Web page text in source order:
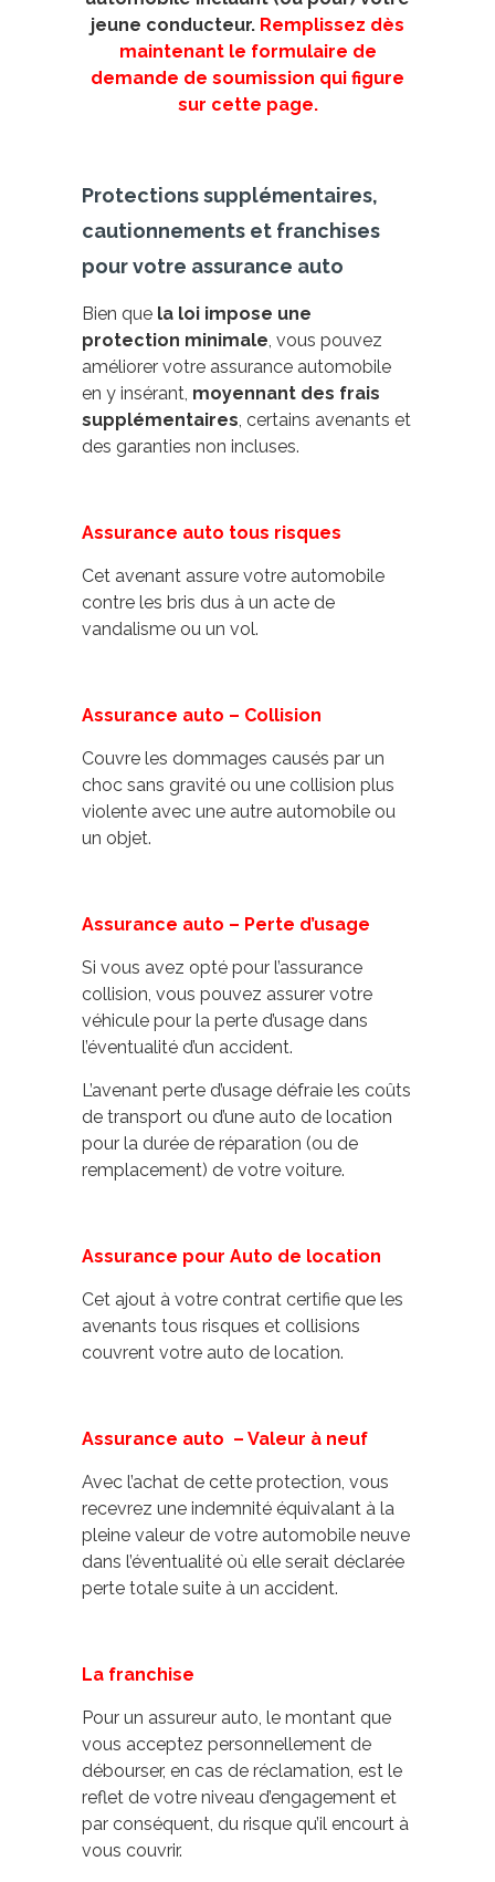
jeune conducteur. Remplissez dès
maintenant le formulaire de
demande de soumission qui figure
sur cette page.
Protections supplémentaires,
cautionnements et franchises
pour votre assurance auto
Bien que la loi impose une
protection minimale, vous pouvez
améliorer votre assurance automobile
en y insérant, moyennant des frais
supplémentaires, certains avenants et
des garanties non incluses.
Assurance auto tous risques
Cet avenant assure votre automobile
contre les bris dus à un acte de
vandalisme ou un vol.
Assurance auto – Collision
Couvre les dommages causés par un
choc sans gravité ou une collision plus
violente avec une autre automobile ou
un objet.
Assurance auto – Perte d’usage
Si vous avez opté pour l’assurance
collision, vous pouvez assurer votre
véhicule pour la perte d’usage dans
l’éventualité d’un accident.
L’avenant perte d’usage défraie les coûts
de transport ou d’une auto de location
pour la durée de réparation (ou de
remplacement) de votre voiture.
Assurance pour Auto de location
Cet ajout à votre contrat certifie que les
avenants tous risques et collisions
couvrent votre auto de location.
Assurance auto – Valeur à neuf
Avec l’achat de cette protection, vous
recevrez une indemnité équivalant à la
pleine valeur de votre automobile neuve
dans l’éventualité où elle serait déclarée
perte totale suite à un accident.
La franchise
Pour un assureur auto, le montant que
vous acceptez personnellement de
débourser, en cas de réclamation, est le
reflet de votre niveau d’engagement et
par conséquent, du risque qu’il encourt à
vous couvrir.